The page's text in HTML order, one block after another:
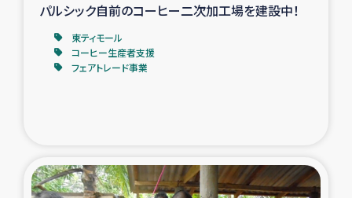
パルシック自前のコーヒー二次加工場を建設中！
東ティモール
コーヒー生産者支援
フェアトレード事業